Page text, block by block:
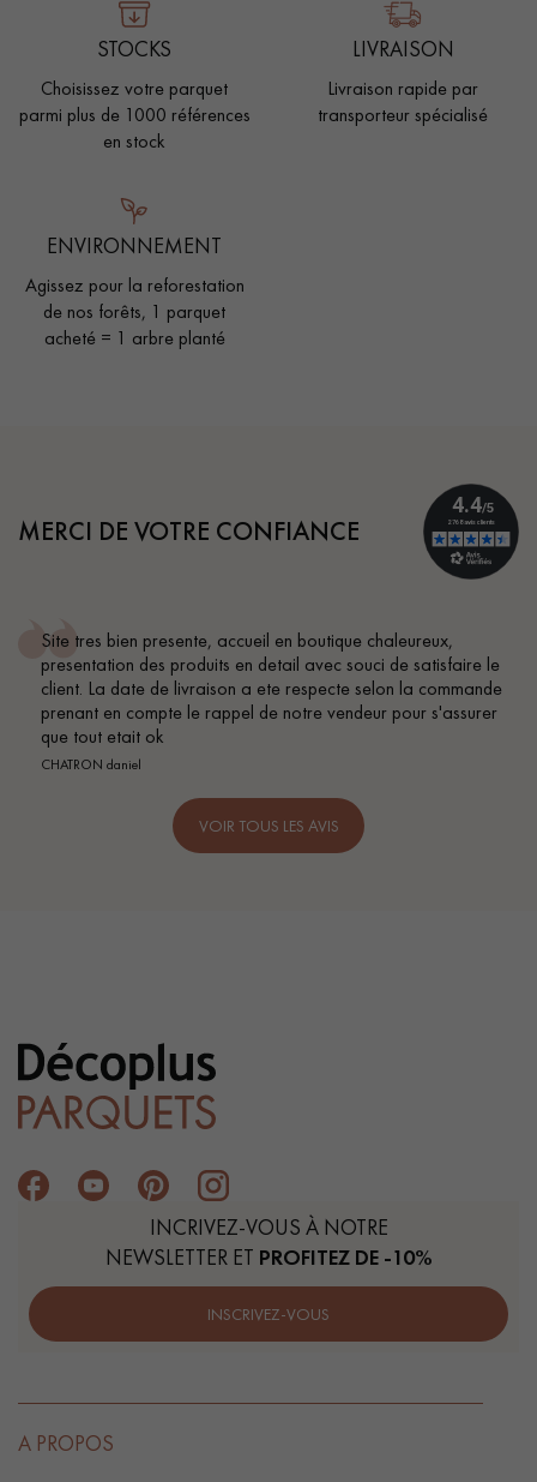
STOCKS
Choisissez votre parquet
parmi plus de 1000 références
en stock
LIVRAISON
Livraison rapide par
transporteur spécialisé
ENVIRONNEMENT
Agissez pour la reforestation
de nos forêts, 1 parquet
acheté = 1 arbre planté
MERCI DE VOTRE CONFIANCE
Site tres bien presente, accueil en boutique chaleureux,
presentation des produits en detail avec souci de satisfaire le
client. La date de livraison a ete respecte selon la commande
prenant en compte le rappel de notre vendeur pour s'assurer
que tout etait ok
CHATRON daniel
VOIR TOUS LES AVIS
INCRIVEZ-VOUS À NOTRE
NEWSLETTER ET PROFITEZ DE -10%
INSCRIVEZ-VOUS
A PROPOS